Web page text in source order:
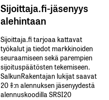
Sijoittaja.fi-jäsenyys
alehintaan
Sijoittaja.fi tarjoaa kattavat
työkalut ja tiedot markkinoiden
seuraamiseen sekä parempien
sijoituspäätösten tekemiseen.
SalkunRakentajan lukijat saavat
20 %:n alennuksen jäsenyydestä
alennuskoodilla SRSI20